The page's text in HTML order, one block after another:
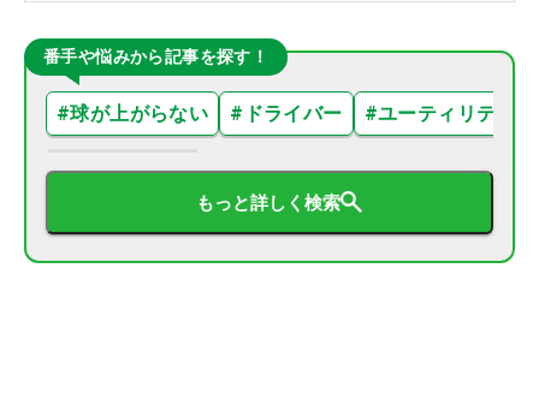
番手や悩みから記事を探す！
#球が上がらない # ドライバー #ユーティリティ
もっと詳しく検索